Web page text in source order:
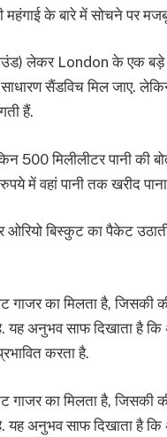
महंगाई के बारे में सोचने पर
लेकर London के एक बड़े
सैंडविच मिल जाए.
हैं.
500 मिलीलीटर पानी की
में वहां पानी तक खरीद
ओरियो बिस्कुट का पैकेट
का मिलता है, जिसकी
यह अनुभव साफ दिखाता है
करता है.
का मिलता है, जिसकी
यह अनुभव साफ दिखाता है